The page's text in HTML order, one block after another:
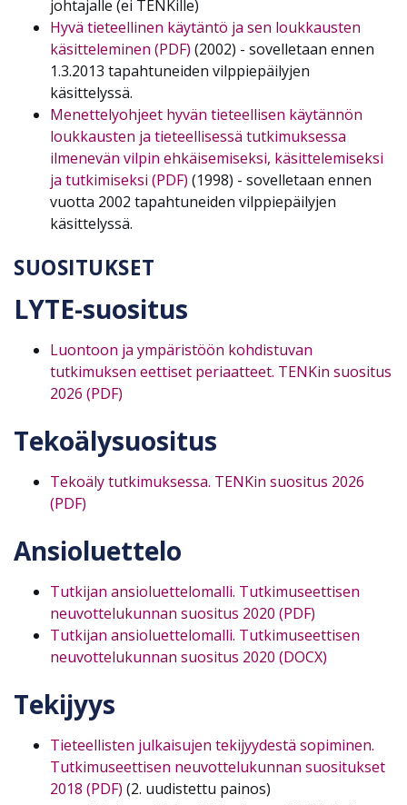
johtajalle (ei TENKille)
Hyvä tieteellinen käytäntö ja sen loukkausten
käsitteleminen (PDF) (2002) - sovelletaan ennen
1.3.2013 tapahtuneiden vilppiepäilyjen
käsittelyssä.
Menettelyohjeet hyvän tieteellisen käytännön
loukkausten ja tieteellisessä tutkimuksessa
ilmenevän vilpin ehkäisemiseksi, käsittelemiseksi
ja tutkimiseksi (PDF) (1998) - sovelletaan ennen
vuotta 2002 tapahtuneiden vilppiepäilyjen
käsittelyssä.
SUOSITUKSET
LYTE-suositus
Luontoon ja ympäristöön kohdistuvan
tutkimuksen eettiset periaatteet. TENKin suositus
2026 (PDF)
Tekoälysuositus
Tekoäly tutkimuksessa. TENKin suositus 2026
(PDF)
Ansioluettelo
Tutkijan ansioluettelomalli. Tutkimuseettisen
neuvottelukunnan suositus 2020 (PDF)
Tutkijan ansioluettelomalli. Tutkimuseettisen
neuvottelukunnan suositus 2020 (DOCX)
Tekijyys
Tieteellisten julkaisujen tekijyydestä sopiminen.
Tutkimuseettisen neuvottelukunnan suositukset
2018 (PDF) (2. uudistettu painos)